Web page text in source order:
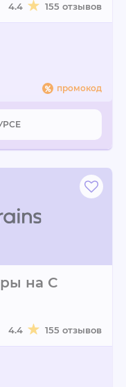
4.4 155 отзывов
промокод
на С
4.4 155 отзывов